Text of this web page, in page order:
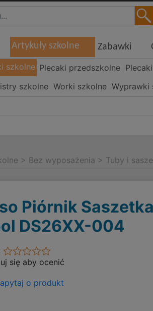
Artykuły szkolne Zabawki
szkolne Plecaki przedszkolne
szkolne Worki szkolne Wyprawki
> Bez wyposażenia > Tuby i
Piórnik
DS26XX-004
się aby ocenić
o produkt